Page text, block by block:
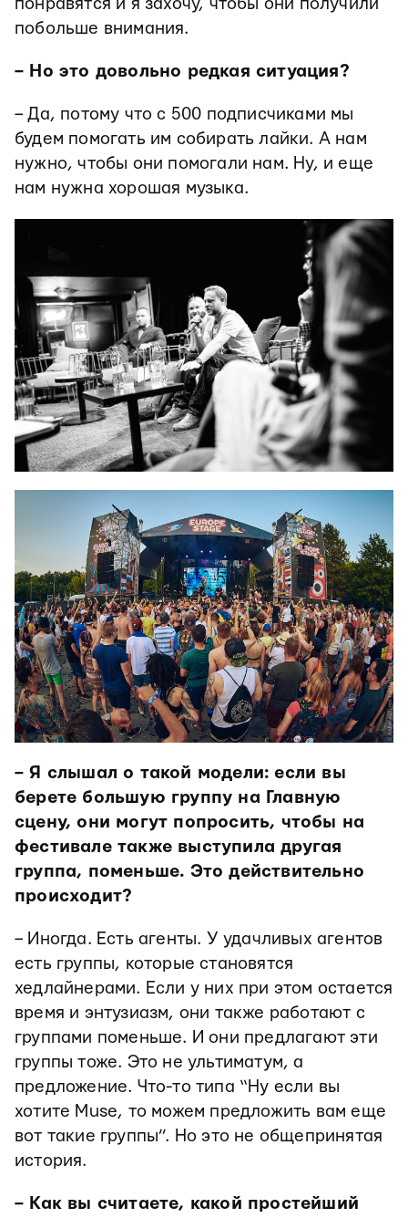
понравятся и я захочу, чтобы они получили
побольше внимания.
– Но это довольно редкая ситуация?
– Да, потому что с 500 подписчиками мы
будем помогать им собирать лайки. А нам
нужно, чтобы они помогали нам. Ну, и еще
нам нужна хорошая музыка.
– Я слышал о такой модели: если вы
берете большую группу на Главную
сцену, они могут попросить, чтобы на
фестивале также выступила другая
группа, поменьше. Это действительно
происходит?
– Иногда. Есть агенты. У удачливых агентов
есть группы, которые становятся
хедлайнерами. Если у них при этом остается
время и энтузиазм, они также работают с
группами поменьше. И они предлагают эти
группы тоже. Это не ультиматум, а
предложение. Что-то типа “Ну если вы
хотите Muse, то можем предложить вам еще
вот такие группы”. Но это не общепринятая
история.
– Как вы считаете, какой простейший